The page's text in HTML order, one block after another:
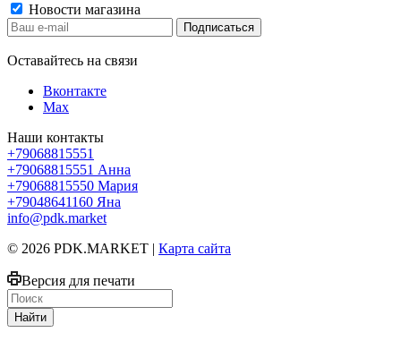
Новости магазина
Оставайтесь на связи
Вконтакте
Max
Наши контакты
+79068815551
+79068815551 Анна
+79068815550 Мария
+79048641160 Яна
info@pdk.market
© 2026 PDK.MARKET | Карта сайта
Версия для печати
Найти